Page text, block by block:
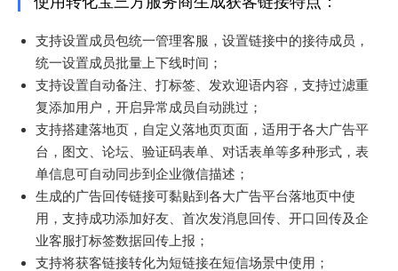
支持设置成员包统一管理客服，设置链接中的接待成员，
统一设置成员批量上下线时间；
支持设置自动备注、打标签、发欢迎语内容，支持过滤重
复添加用户，开启异常成员自动跳过；
支持搭建落地页，自定义落地页页面，适用于各大广告平
台，图文、论坛、验证码表单、对话表单等多种形式，表
单信息可自动同步到企业微信描述；
生成的广告回传链接可黏贴到各大广告平台落地页中使
用，支持成功添加好友、首次发消息回传、开口回传及企
业客服打标签数据回传上报；
支持将获客链接转化为短链接在短信场景中使用；